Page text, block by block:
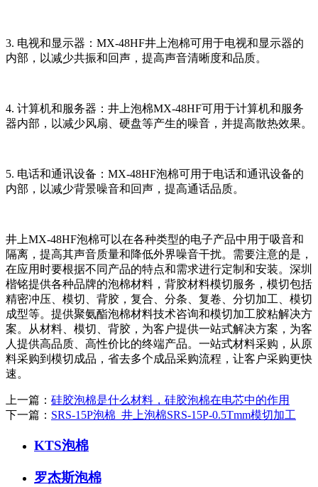
3. 电视和显示器：MX-48HF井上泡棉可用于电视和显示器的
内部，以减少共振和回声，提高声音清晰度和品质。
4. 计算机和服务器：井上泡棉MX-48HF可用于计算机和服务
器内部，以减少风扇、硬盘等产生的噪音，并提高散热效果。
5. 电话和通讯设备：MX-48HF泡棉可用于电话和通讯设备的
内部，以减少背景噪音和回声，提高通话品质。
井上MX-48HF泡棉可以在各种类型的电子产品中用于吸音和
隔离，提高其声音质量和降低外界噪音干扰。需要注意的是，
在应用时要根据不同产品的特点和需求进行定制和安装。深圳
楷铭提供各种品牌的泡棉材料，背胶材料模切服务，模切包括
精密冲压、模切、背胶，复合、分条、复卷、分切加工、模切
成型等。提供聚氨酯泡棉材料技术咨询和模切加工胶粘解决方
案。从材料、模切、背胶，为客户提供一站式解决方案，为客
人提供高品质、高性价比的终端产品。一站式材料采购，从原
料采购到模切成品，省去多个成品采购流程，让客户采购更快
速。
上一篇： 硅胶泡棉是什么材料，硅胶泡棉在电芯中的作用
下一篇： SRS-15P泡棉_井上泡棉SRS-15P-0.5Tmm模切加工
KTS泡棉
罗杰斯泡棉